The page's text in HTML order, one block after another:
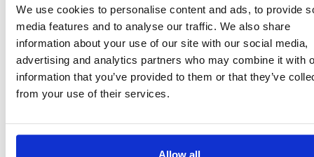
We use cookies to personalise content and ads, to provide
media features and to analyse our traffic. We also share
information about your use of our site with our social media,
advertising and analytics partners who may combine it with
information that you’ve provided to them or that they’ve
from your use of their services.
angemessenes Datenschutzniveau vorliegen sollte,
gewährleisten wir nach den EU-Datenschutzvorgaben
durch entsprechende Verträge, dass ihre Rechte und
Freiheiten angemessen geschützt und garantiert werden.
Entsprechende Detailinformationen stellen wir Ihnen auf
Anfrage zur Verfügung.
7. Wie lange speichern wir Ihre Daten?
Soweit erforderlich, verarbeiten wir Ihre